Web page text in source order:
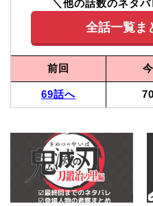
＼他の話数のネタ
全話一覧ま
前回
69話へ